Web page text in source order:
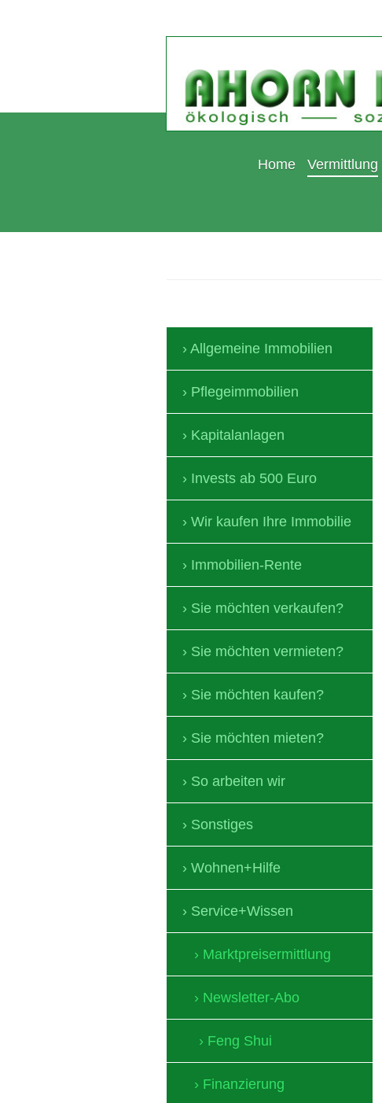
Home Vermittlung
Allgemeine Immobilien
Pflegeimmobilien
Kapitalanlagen
Invests ab 500 Euro
Wir kaufen Ihre Immobilie
Immobilien-Rente
Sie möchten verkaufen?
Sie möchten vermieten?
Sie möchten kaufen?
Sie möchten mieten?
So arbeiten wir
Sonstiges
Wohnen+Hilfe
Service+Wissen
Marktpreisermittlung
Newsletter-Abo
Feng Shui
Finanzierung